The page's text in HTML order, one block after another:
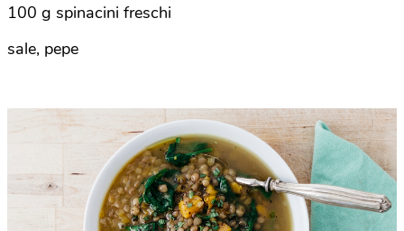
100 g spinacini freschi
sale, pepe